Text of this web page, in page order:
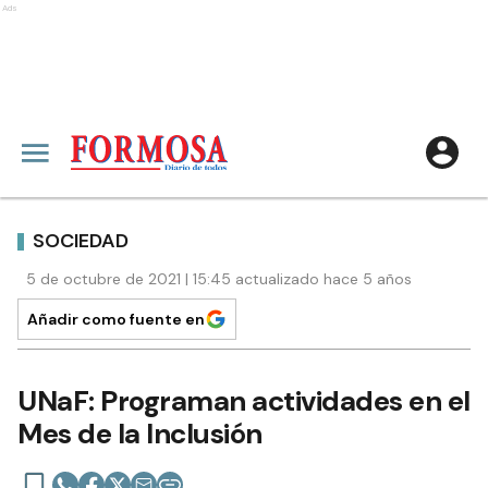
Ads
SOCIEDAD
5 de octubre de 2021 | 15:45 actualizado hace 5 años
Añadir como fuente en
UNaF: Programan actividades en el
Mes de la Inclusión